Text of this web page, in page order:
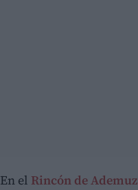
En el Rincón de Ademuz